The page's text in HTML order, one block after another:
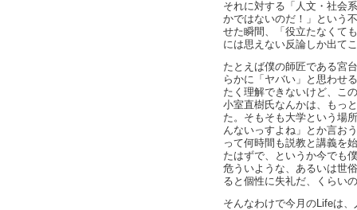
それに対する「人文・社会
かではないのだ！」という
せた瞬間、「役立たなくて
には思えない反論しか出て
たとえば僕の師匠である宮
らかに「ヤバい」と思わせ
たく理解できないけど、こ
小室直樹氏なんかは、もっ
た。そもそも大学という場
んないっすよね」とか言お
って何時間も説教と講義を
たはずで、というか今でも
危ういような、あるいは世
ると個性に失礼だ、くらい
そんなわけで今月のLifeは